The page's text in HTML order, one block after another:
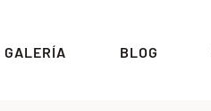
GALERÍA BLOG